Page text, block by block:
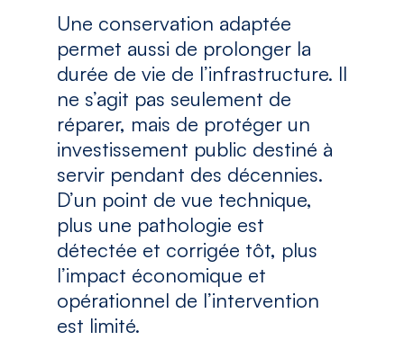
Une conservation adaptée
permet aussi de prolonger la
durée de vie de l’infrastructure. Il
ne s’agit pas seulement de
réparer, mais de protéger un
investissement public destiné à
servir pendant des décennies.
D’un point de vue technique,
plus une pathologie est
détectée et corrigée tôt, plus
l’impact économique et
opérationnel de l’intervention
est limité.